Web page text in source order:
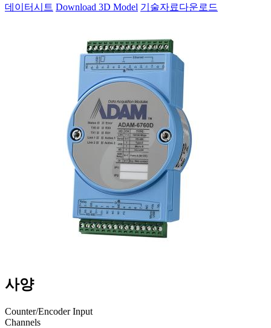
데이터시트 Download 3D Model 기술자료다운로드
사양
Counter/Encoder Input
Channels